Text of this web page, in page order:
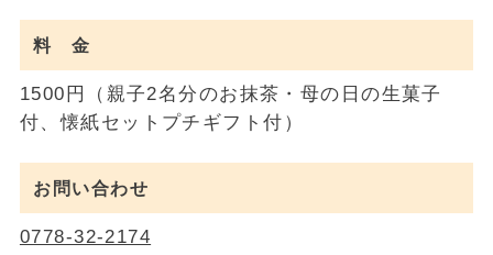
料 金
1500円（親子2名分のお抹茶・母の日の生菓子
付、懐紙セットプチギフト付）
お問い合わせ
0778-32-2174